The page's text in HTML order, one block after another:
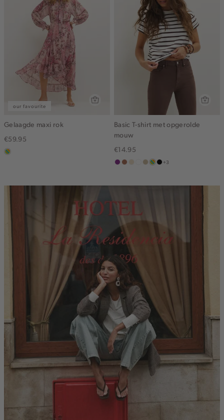
our favourite
Gelaagde maxi rok
€59.95
meerkleurig
Basic T-shirt met opgerolde
mouw
€14.95
middenpaars
terracotta
vanille
witlichtzand
meerkleurig
zwart
+3